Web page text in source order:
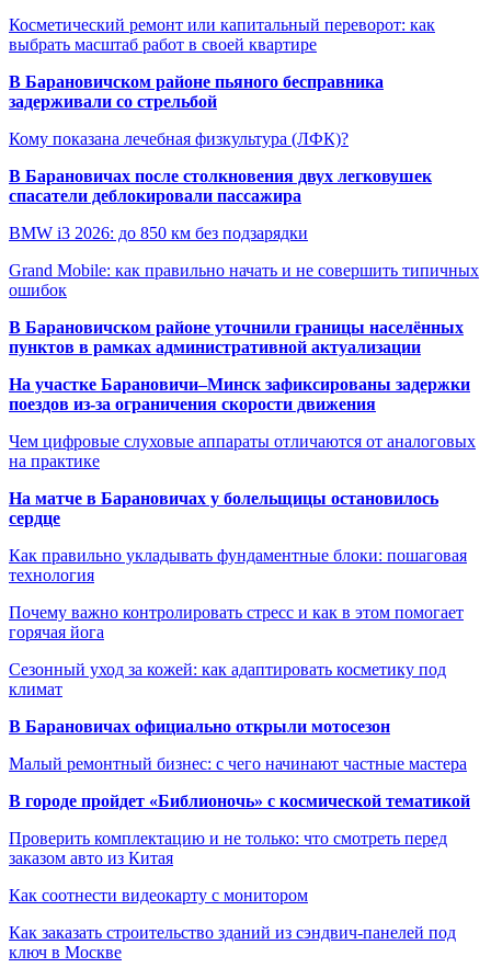
Косметический ремонт или капитальный переворот: как
выбрать масштаб работ в своей квартире
В Барановичском районе пьяного бесправника
задерживали со стрельбой
Кому показана лечебная физкультура (ЛФК)?
В Барановичах после столкновения двух легковушек
спасатели деблокировали пассажира
BMW i3 2026: до 850 км без подзарядки
Grand Mobile: как правильно начать и не совершить типичных
ошибок
В Барановичском районе уточнили границы населённых
пунктов в рамках административной актуализации
На участке Барановичи–Минск зафиксированы задержки
поездов из-за ограничения скорости движения
Чем цифровые слуховые аппараты отличаются от аналоговых
на практике
На матче в Барановичах у болельщицы остановилось
сердце
Как правильно укладывать фундаментные блоки: пошаговая
технология
Почему важно контролировать стресс и как в этом помогает
горячая йога
Сезонный уход за кожей: как адаптировать косметику под
климат
В Барановичах официально открыли мотосезон
Малый ремонтный бизнес: с чего начинают частные мастера
В городе пройдет «Библионочь» с космической тематикой
Проверить комплектацию и не только: что смотреть перед
заказом авто из Китая
Как соотнести видеокарту с монитором
Как заказать строительство зданий из сэндвич-панелей под
ключ в Москве